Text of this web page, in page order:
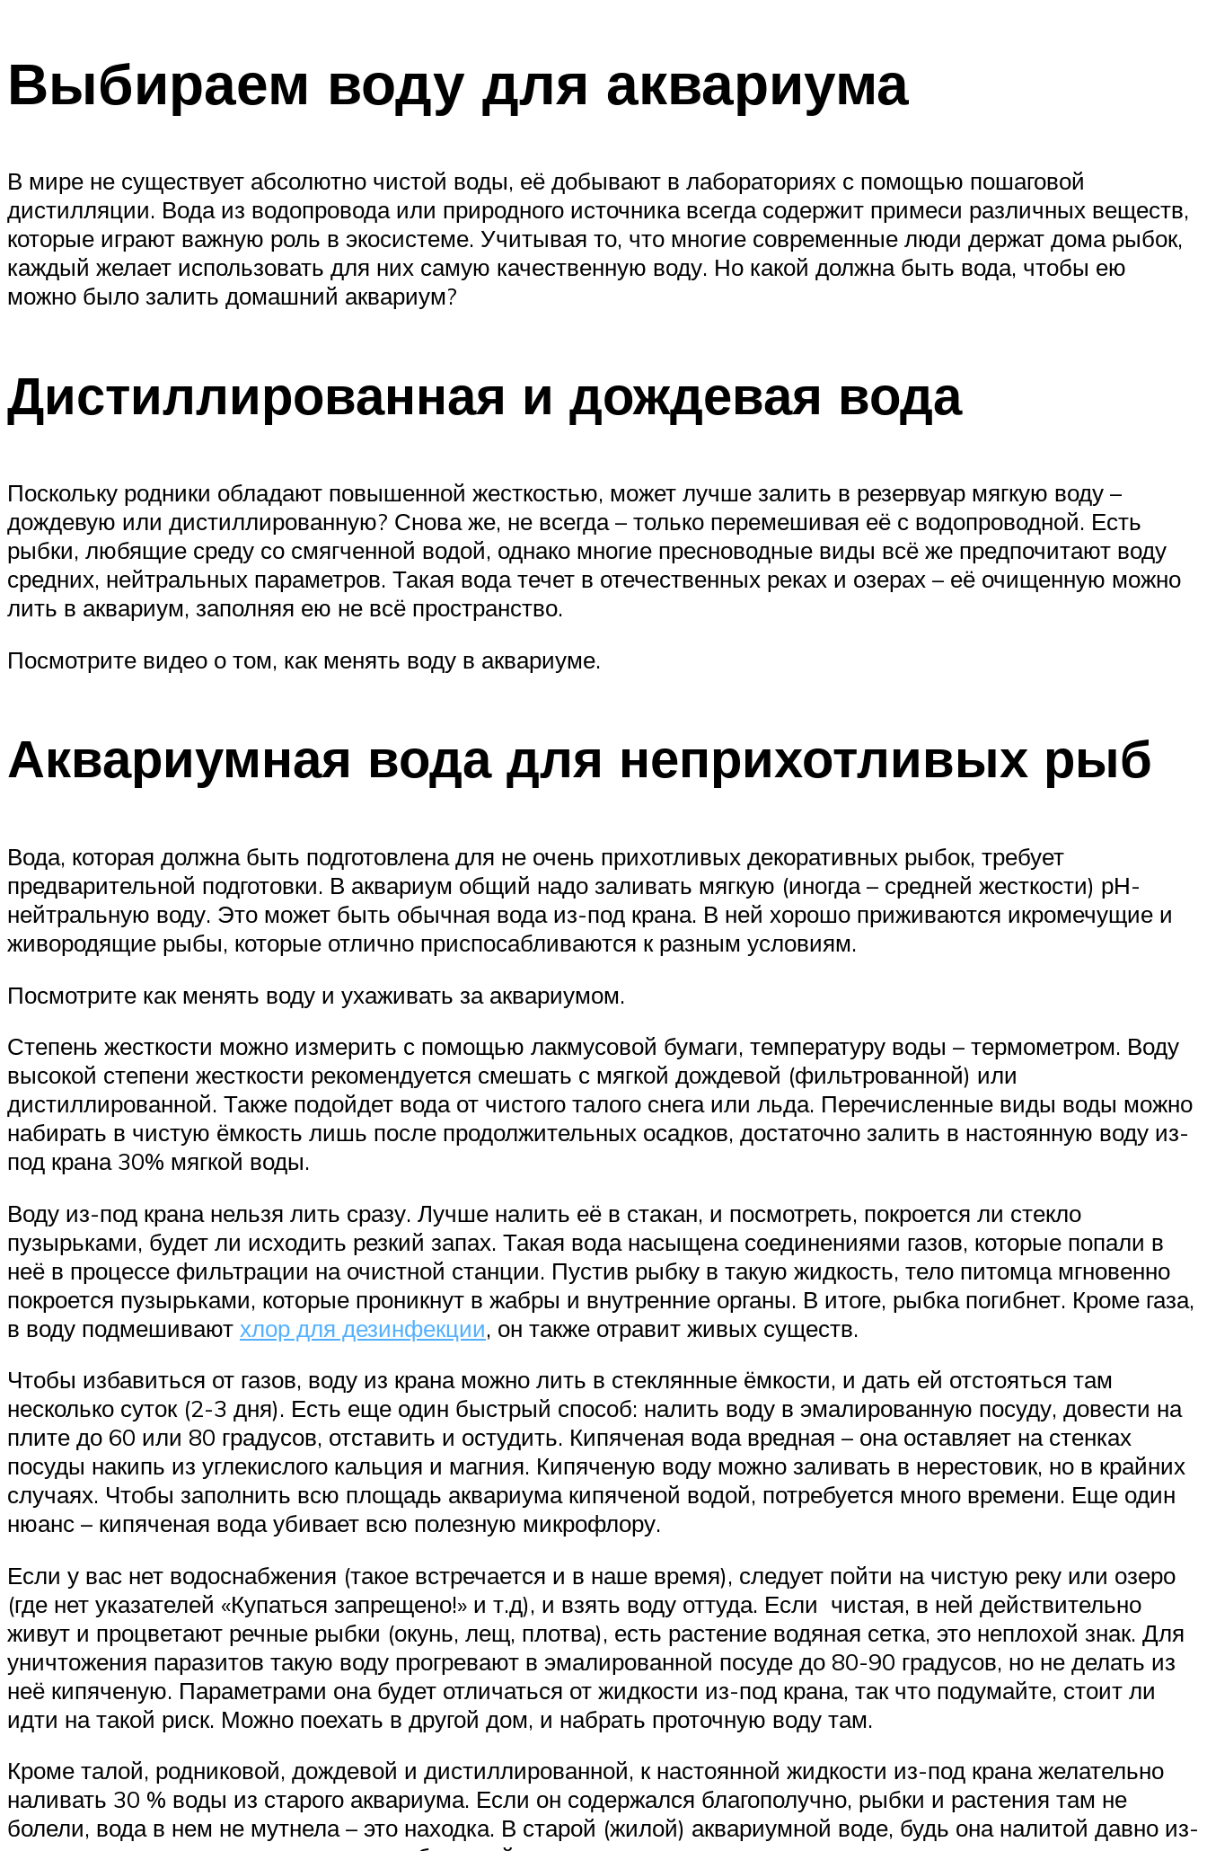
Выбираем воду для аквариума
В мире не существует абсолютно чистой воды, её добывают в лабораториях с помощью пошаговой
дистилляции. Вода из водопровода или природного источника всегда содержит примеси различных веществ,
которые играют важную роль в экосистеме. Учитывая то, что многие современные люди держат дома рыбок,
каждый желает использовать для них самую качественную воду. Но какой должна быть вода, чтобы ею
можно было залить домашний аквариум?
Дистиллированная и дождевая вода
Поскольку родники обладают повышенной жесткостью, может лучше залить в резервуар мягкую воду –
дождевую или дистиллированную? Снова же, не всегда – только перемешивая её с водопроводной. Есть
рыбки, любящие среду со смягченной водой, однако многие пресноводные виды всё же предпочитают воду
средних, нейтральных параметров. Такая вода течет в отечественных реках и озерах – её очищенную можно
лить в аквариум, заполняя ею не всё пространство.
Посмотрите видео о том, как менять воду в аквариуме.
Аквариумная вода для неприхотливых рыб
Вода, которая должна быть подготовлена для не очень прихотливых декоративных рыбок, требует
предварительной подготовки. В аквариум общий надо заливать мягкую (иногда – средней жесткости) рН-
нейтральную воду. Это может быть обычная вода из-под крана. В ней хорошо приживаются икромечущие и
живородящие рыбы, которые отлично приспосабливаются к разным условиям.
Посмотрите как менять воду и ухаживать за аквариумом.
Степень жесткости можно измерить с помощью лакмусовой бумаги, температуру воды – термометром. Воду
высокой степени жесткости рекомендуется смешать с мягкой дождевой (фильтрованной) или
дистиллированной. Также подойдет вода от чистого талого снега или льда. Перечисленные виды воды можно
набирать в чистую ёмкость лишь после продолжительных осадков, достаточно залить в настоянную воду из-
под крана 30% мягкой воды.
Воду из-под крана нельзя лить сразу. Лучше налить её в стакан, и посмотреть, покроется ли стекло
пузырьками, будет ли исходить резкий запах. Такая вода насыщена соединениями газов, которые попали в
неё в процессе фильтрации на очистной станции. Пустив рыбку в такую жидкость, тело питомца мгновенно
покроется пузырьками, которые проникнут в жабры и внутренние органы. В итоге, рыбка погибнет. Кроме газа,
в воду подмешивают хлор для дезинфекции, он также отравит живых существ.
Чтобы избавиться от газов, воду из крана можно лить в стеклянные ёмкости, и дать ей отстояться там
несколько суток (2-3 дня). Есть еще один быстрый способ: налить воду в эмалированную посуду, довести на
плите до 60 или 80 градусов, отставить и остудить. Кипяченая вода вредная – она оставляет на стенках
посуды накипь из углекислого кальция и магния. Кипяченую воду можно заливать в нерестовик, но в крайних
случаях. Чтобы заполнить всю площадь аквариума кипяченой водой, потребуется много времени. Еще один
нюанс – кипяченая вода убивает всю полезную микрофлору.
Если у вас нет водоснабжения (такое встречается и в наше время), следует пойти на чистую реку или озеро
(где нет указателей «Купаться запрещено!» и т.д), и взять воду оттуда. Если чистая, в ней действительно
живут и процветают речные рыбки (окунь, лещ, плотва), есть растение водяная сетка, это неплохой знак. Для
уничтожения паразитов такую воду прогревают в эмалированной посуде до 80-90 градусов, но не делать из
неё кипяченую. Параметрами она будет отличаться от жидкости из-под крана, так что подумайте, стоит ли
идти на такой риск. Можно поехать в другой дом, и набрать проточную воду там.
Кроме талой, родниковой, дождевой и дистиллированной, к настоянной жидкости из-под крана желательно
наливать 30 % воды из старого аквариума. Если он содержался благополучно, рыбки и растения там не
болели, вода в нем не мутнела – это находка. В старой (жилой) аквариумной воде, будь она налитой давно из-